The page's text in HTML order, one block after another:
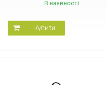
В наявності
Купити